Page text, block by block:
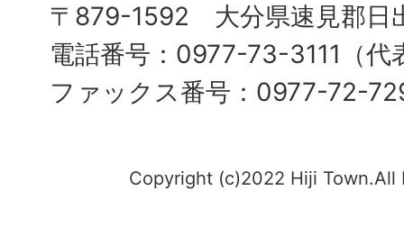
〒879-1592 大分県速見郡日
電話番号：0977-73-3111（代
ファックス番号：0977-72-
Copyright (c)2022 Hiji Town.All